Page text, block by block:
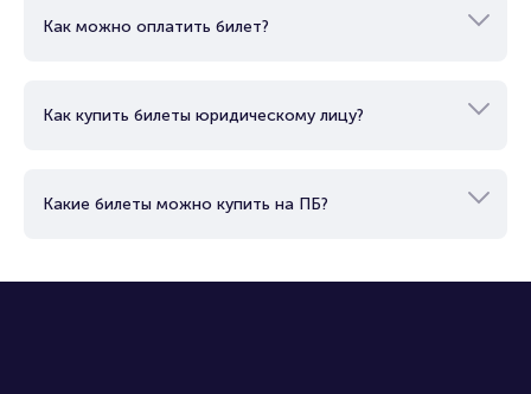
Как можно оплатить билет?
Как купить билеты юридическому лицу?
Какие билеты можно купить на ПБ?